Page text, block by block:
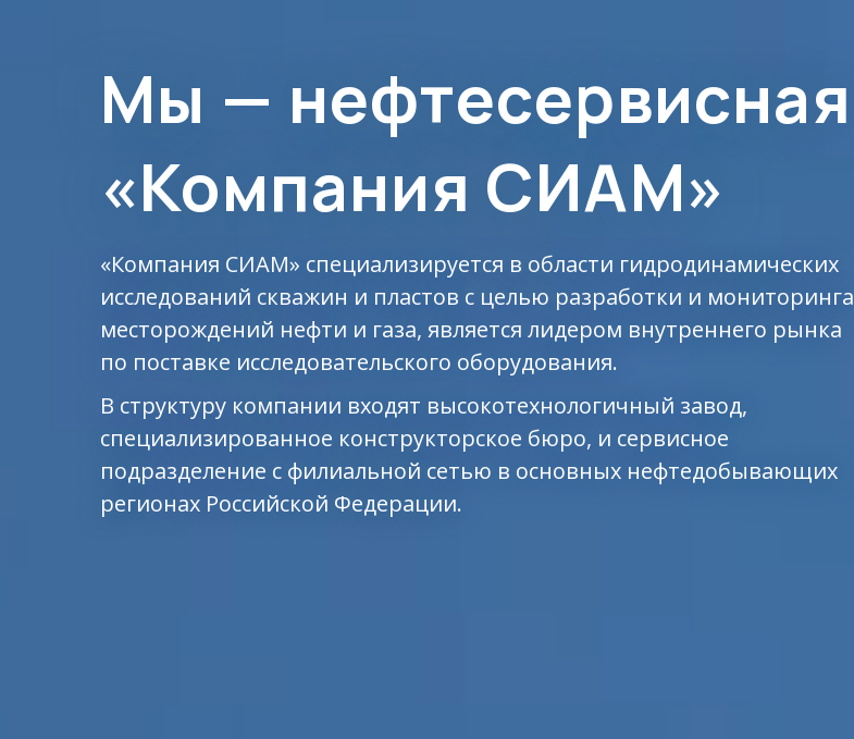
Мы — нефтесервисная
«Компания СИАМ»
«Компания СИАМ» специализируется в области гидродинамических
исследований скважин и пластов с целью разработки и мониторинга
месторождений нефти и газа, является лидером внутреннего рынка
по поставке исследовательского оборудования.
В структуру компании входят высокотехнологичный завод,
специализированное конструкторское бюро, и сервисное
подразделение с филиальной сетью в основных нефтедобывающих
регионах Российской Федерации.